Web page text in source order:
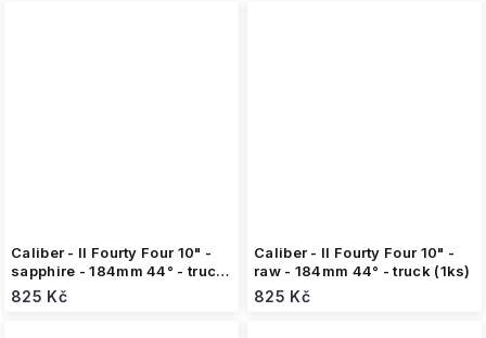
Caliber - II Fourty Four 10" -
sapphire - 184mm 44° - truck
(1ks)
825 Kč
Caliber - II Fourty Four 10" -
raw - 184mm 44° - truck (1ks)
825 Kč